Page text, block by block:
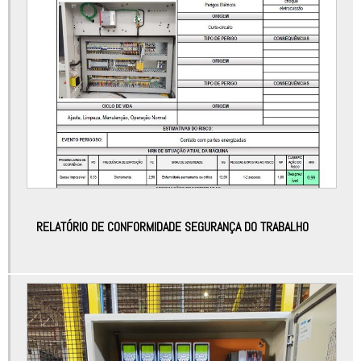
Automação controladores
Automação de máquinas
Automação de máquinas e equipamentos
Automação de máquinas industriais
Automação de processos industriais
Automação de processos industriais e robótica
Automação elétrica industrial
Automação equipamentos industriais
Automação industrial bauru
Automação industrial e robótica
RELATÓRIO DE CONFORMIDADE SEGURANÇA DO TRABALHO